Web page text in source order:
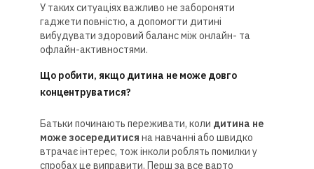
У таких ситуаціях важливо не забороняти
гаджети повністю, а допомогти дитині
вибудувати здоровий баланс між онлайн- та
офлайн-активностями.
Що робити, якщо дитина не може довго
концентруватися?
Батьки починають переживати, коли дитина не
може зосередитися на навчанні або швидко
втрачає інтерес, тож інколи роблять помилки у
спробах це виправити. Перш за все варто